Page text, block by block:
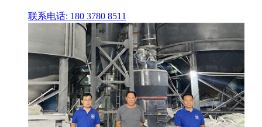
联系电话: 180 3780 8511